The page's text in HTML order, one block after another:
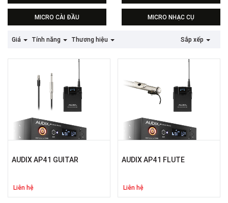
MICRO CÀI ĐẦU
Audix
Micro không dây cài đầu
Sennheiser
MICRO NHẠC CỤ
Giá Tính năng Thương hiệu Sắp xếp
AUDIX AP41 GUITAR
Liên hệ
AUDIX AP41 FLUTE
Liên hệ